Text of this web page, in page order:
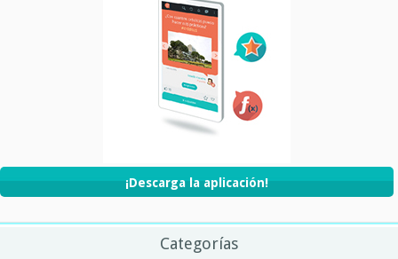
¡Descarga la aplicación!
Categorías